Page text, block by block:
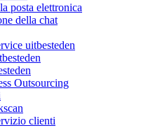
posta elettronica
della chat
uitbesteden
Outsourcing
clienti